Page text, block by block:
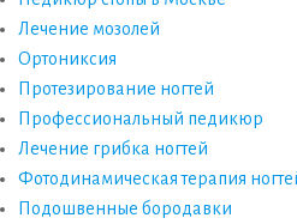
Лечение мозолей
Ортониксия
Протезирование ногтей
Профессиональный педикюр
Лечение грибка ногтей
Фотодинамическая терапия
Подошвенные бородавки